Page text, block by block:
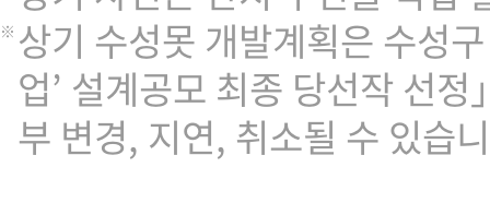
상기 수성못 개발계획은 수성
업’ 설계공모 최종 당선작 선
부 변경, 지연, 취소될 수 있습